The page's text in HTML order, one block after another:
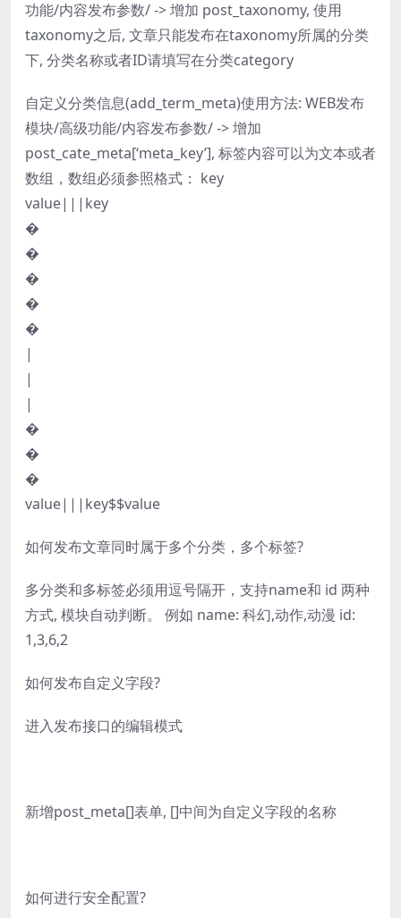
功能/内容发布参数/ -> 增加 post_taxonomy, 使用
taxonomy之后, 文章只能发布在taxonomy所属的分类
下, 分类名称或者ID请填写在分类category
自定义分类信息(add_term_meta)使用方法: WEB发布
模块/高级功能/内容发布参数/ -> 增加
post_cate_meta[‘meta_key’], 标签内容可以为文本或者
数组，数组必须参照格式： key
value|||key
�
�
�
�
�
|
|
|
�
�
�
value|||key$$value
如何发布文章同时属于多个分类，多个标签?
多分类和多标签必须用逗号隔开，支持name和 id 两种
方式, 模块自动判断。 例如 name: 科幻,动作,动漫 id:
1,3,6,2
如何发布自定义字段?
进入发布接口的编辑模式
新增post_meta[]表单, []中间为自定义字段的名称
如何进行安全配置?